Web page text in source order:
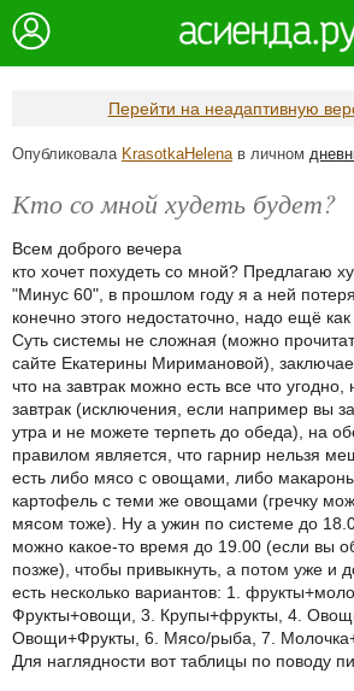
Перейти на неадаптивную
Опубликовала KrasotkaHelenaв личном
Кто со мной худеть будет?
Всем доброго вечера
кто хочет похудеть со мной? Предлагаю
"Минус 60", в прошлом году я а ней
конечно этого недостаточно, надо ещё
Суть системы не сложная (можно
сайте Екатерины Миримановой),
что на завтрак можно есть все что угодно,
завтрак (исключения, если например вы
утра и не можете терпеть до обеда), на
правилом является, что гарнир нельзя
есть либо мясо с овощами, либо
картофель с теми же овощами (гречку
мясом тоже). Ну а ужин по системе до
можно какое-то время до 19.00 (если вы
позже), чтобы привыкнуть, а потом уже и
есть несколько вариантов: 1.
Фрукты+овощи, 3. Крупы+фрукты, 4.
Овощи+Фрукты, 6. Мясо/рыба, 7.
Для наглядности вот таблицы по поводу